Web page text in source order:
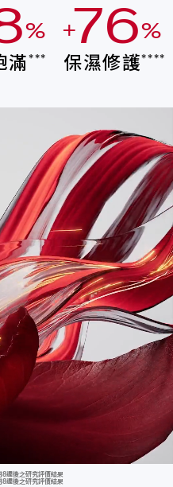
5
%
滿***
+7
6
5
4
3
2
1
0
9
8
6
5
4
3
2
1
0
9
8
7
%
保濕修護****
週後之研究評價結果
週後之研究評價結果